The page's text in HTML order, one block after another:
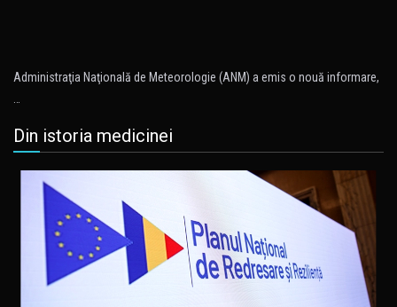
Administraţia Naţională de Meteorologie (ANM) a emis o nouă informare,
Din istoria medicinei